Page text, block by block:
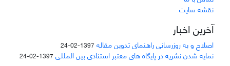
نقشه سایت
آخرین اخبار
اصلاح و به روزرسانی راهنمای تدوین مقاله 1397-02-24
نمایه شدن نشریه در پایگاه های معتبر استنادی بین المللی 1397-02-24